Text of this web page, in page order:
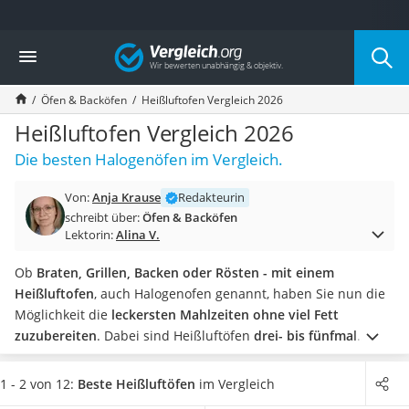
Die beliebtesten Vergleiche nach Kategorie
Haushalt
Wassersprudler
Zentralstaubsauger
Brotbackautomat
Wischroboter
Wäschespinne
Spülmaschinentabs
Akku-Staubsauger
AEG-Waschmaschine
Saug-Wisch-Roboter
Handstaubsauger
Milchaufschäumer
Kondenstrockner
Reiskocher
Vergleich
Öfen & Backöfen Heißluftofen Vergleich 2026
Heißluftofen Vergleich 2026
Die besten Halogenöfen im Vergleich.
Von:Anja Krause
Redakteurin
schreibt über:Öfen & Backöfen
Lektorin:Alina V.
Ob Braten, Grillen, Backen oder Rösten - mit einem
Heißluftofen, auch Halogenofen genannt, haben Sie nun die
Möglichkeit die leckersten Mahlzeiten ohne viel Fett
zuzubereiten. Dabei sind Heißluftöfen drei- bis fünfmal
effizienterals normale Backöfen, da die Hitze gleichmäßig
verteilt wird.Sie suchen nach einem passenden
Heißluftofen
1 - 2 von 12: Beste Heißluftöfen im Vergleich